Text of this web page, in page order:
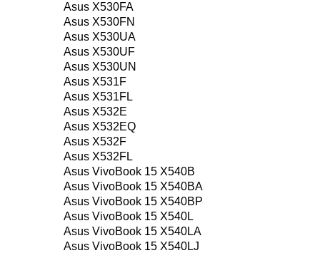
Asus X530FA
Asus X530FN
Asus X530UA
Asus X530UF
Asus X530UN
Asus X531F
Asus X531FL
Asus X532E
Asus X532EQ
Asus X532F
Asus X532FL
Asus VivoBook 15 X540B
Asus VivoBook 15 X540BA
Asus VivoBook 15 X540BP
Asus VivoBook 15 X540L
Asus VivoBook 15 X540LA
Asus VivoBook 15 X540LJ